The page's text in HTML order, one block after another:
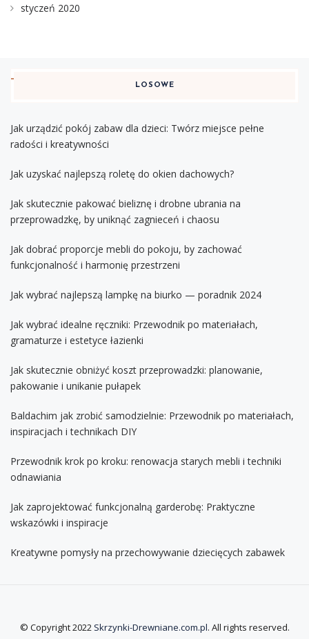
styczeń 2020
LOSOWE
Jak urządzić pokój zabaw dla dzieci: Twórz miejsce pełne
radości i kreatywności
Jak uzyskać najlepszą roletę do okien dachowych?
Jak skutecznie pakować bieliznę i drobne ubrania na
przeprowadzkę, by uniknąć zagnieceń i chaosu
Jak dobrać proporcje mebli do pokoju, by zachować
funkcjonalność i harmonię przestrzeni
Jak wybrać najlepszą lampkę na biurko — poradnik 2024
Jak wybrać idealne ręczniki: Przewodnik po materiałach,
gramaturze i estetyce łazienki
Jak skutecznie obniżyć koszt przeprowadzki: planowanie,
pakowanie i unikanie pułapek
Baldachim jak zrobić samodzielnie: Przewodnik po materiałach,
inspiracjach i technikach DIY
Przewodnik krok po kroku: renowacja starych mebli i techniki
odnawiania
Jak zaprojektować funkcjonalną garderobę: Praktyczne
wskazówki i inspiracje
Kreatywne pomysły na przechowywanie dziecięcych zabawek
© Copyright 2022 Skrzynki-Drewniane.com.pl. All rights reserved.